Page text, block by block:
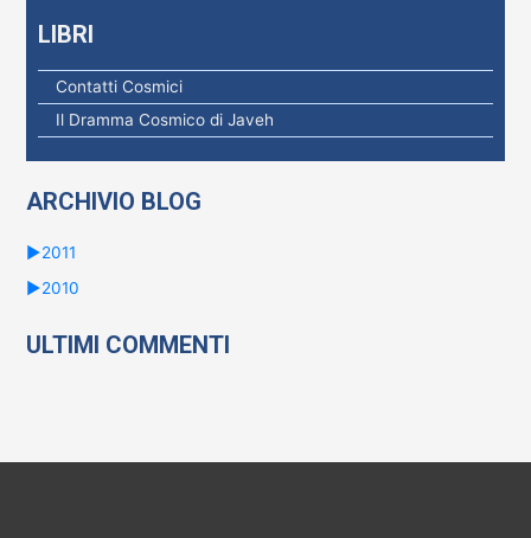
LIBRI
Contatti Cosmici
Il Dramma Cosmico di Javeh
ARCHIVIO BLOG
►2011
►2010
ULTIMI COMMENTI